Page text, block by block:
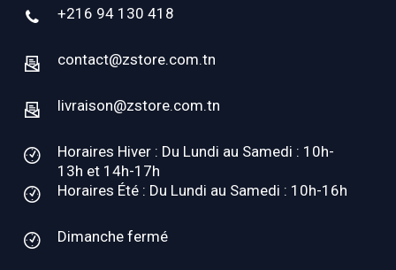
+216 94 130 418
contact@zstore.com.tn
livraison@zstore.com.tn
Horaires Hiver : Du Lundi au Samedi : 10h-
13h et 14h-17h
Horaires Été : Du Lundi au Samedi : 10h-16h
Dimanche fermé